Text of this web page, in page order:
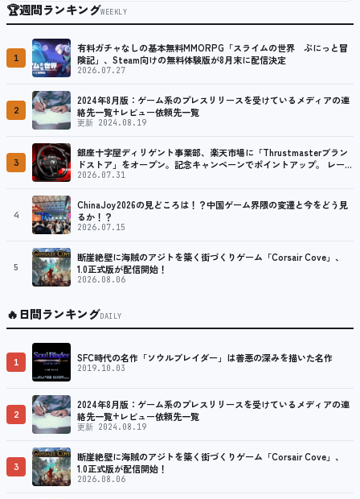
🏆週間ランキングWEEKLY
1
有料ガチャなしの基本無料MMORPG「スライムの世界 ぷにっと冒
険記」、Steam向けの無料体験版が8月末に配信決定
2026.07.27
2
2024年8月版：ゲーム系のプレスリリースを受けているメディアの連
絡先一覧+レビュー依頼先一覧
更新 2024.08.19
3
銀座十字屋ディリゲント事業部、楽天市場に「Thrustmasterブラン
ドストア」をオープン。記念キャンペーンでポイントアップ。 レーシ
ング／フライトシム向けコントローラーを中心に、幅広くラインナッ
2026.07.31
4
ChinaJoy2026の見どころは！？中国ゲーム界隈の変遷と今をどう見
るか！？
2026.07.15
5
断崖絶壁に海賊のアジトを築く街づくりゲーム「Corsair Cove」、
1.0正式版が配信開始！
2026.08.06
🔥日間ランキングDAILY
1 SFC時代の名作「ソウルブレイダー」は善悪の深みを描いた名作
2019.10.03
2
2024年8月版：ゲーム系のプレスリリースを受けているメディアの連
絡先一覧+レビュー依頼先一覧
更新 2024.08.19
3
断崖絶壁に海賊のアジトを築く街づくりゲーム「Corsair Cove」、
1.0正式版が配信開始！
2026.08.06